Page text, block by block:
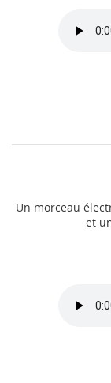
Un morceau
et